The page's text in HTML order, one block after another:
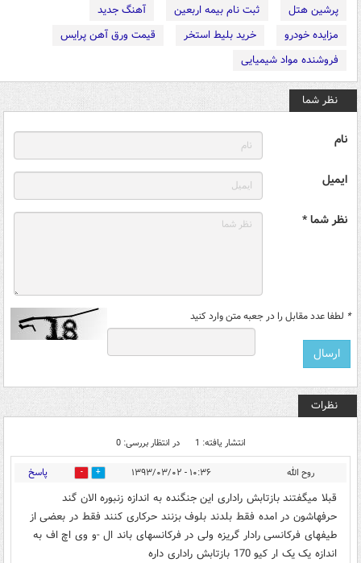
پرشین هتل
ثبت نام بیمه اربعین
آهنگ جدید
مزایده خودرو
خرید بلیط استخر
قیمت ورق آهن پرایس
فروشنده مواد شیمیایی
نظر شما
نام
ایمیل
نظر شما *
* لطفا عدد مقابل را در جعبه متن وارد کنید
نظرات
انتشار یافته: 1 در انتظار بررسی: 0
روح الله ۱۰:۳۶ - ۱۳۹۳/۰۳/۰۲ 0 پاسخ
قبلا میگفتند بازتابش راداری این جنگنده به اندازه زنبوره الان گند
حرفهاشون در امده فقط بلدند بلوف بزنند حرکاری کنند فقط در بعضی از
طیفهای فرکانسی رادار گریزه ولی در فرکانسهای باند ال -و وی اچ اف به
اندازه یک یک ار کیو 170 بازتابش راداری داره